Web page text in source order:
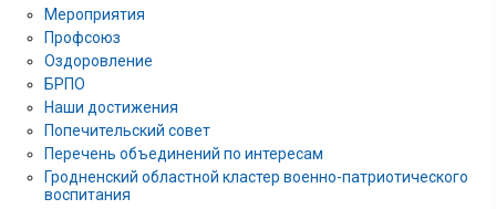
Мероприятия
Профсоюз
Оздоровление
БРПО
Наши достижения
Попечительский совет
Перечень объединений по интересам
Гродненский областной кластер военно-патриотического
воспитания